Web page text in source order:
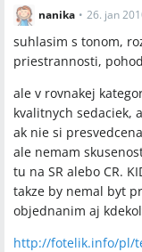
nanika • 26. jan
suhlasim s tonom,
priestrannosti,
ale v rovnakej
kvalitnych sedaciek,
ak nie si
ale nemam
tu na SR alebo CR.
takze by nemal byt
objednanim aj
http://fotelik.info/pl/